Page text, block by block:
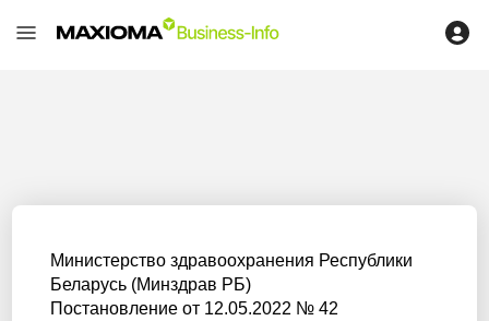
Министерство здравоохранения Республики
Беларусь (Минздрав РБ)
Постановление от 12.05.2022 № 42